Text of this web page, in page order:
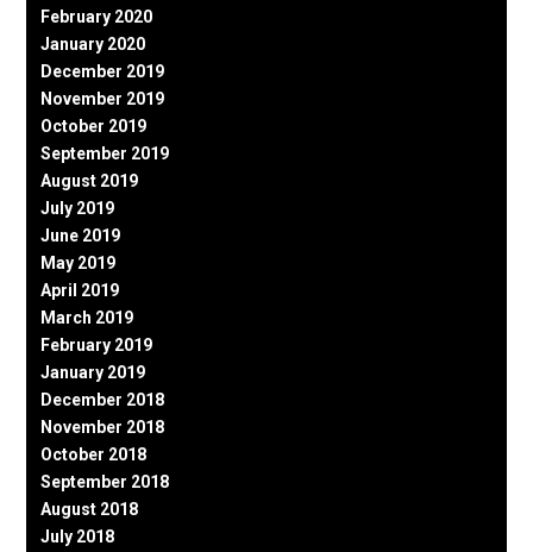
February 2020
January 2020
December 2019
November 2019
October 2019
September 2019
August 2019
July 2019
June 2019
May 2019
April 2019
March 2019
February 2019
January 2019
December 2018
November 2018
October 2018
September 2018
August 2018
July 2018